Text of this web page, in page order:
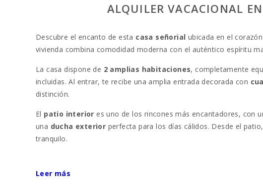
ALQUILER VACACIONAL
Descubre el encanto de esta casa señorial ubicada en el
vivienda combina comodidad moderna con el auténtico espíritu
La casa dispone de 2 amplias habitaciones, completamente
incluidas. Al entrar, te recibe una amplia entrada decorada con
distinción.
El patio interior es uno de los rincones más encantadores, con
una ducha exterior perfecta para los días cálidos. Desde el
tranquilo.
para relajarte viendo la
Leer más